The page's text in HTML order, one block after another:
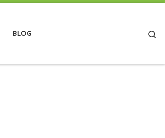
BLOG